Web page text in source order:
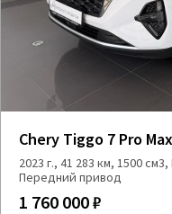
Chery Tiggo 7 Pro Max
2023 г., 41 283 км, 1500
Передний привод
1 760 000 ₽